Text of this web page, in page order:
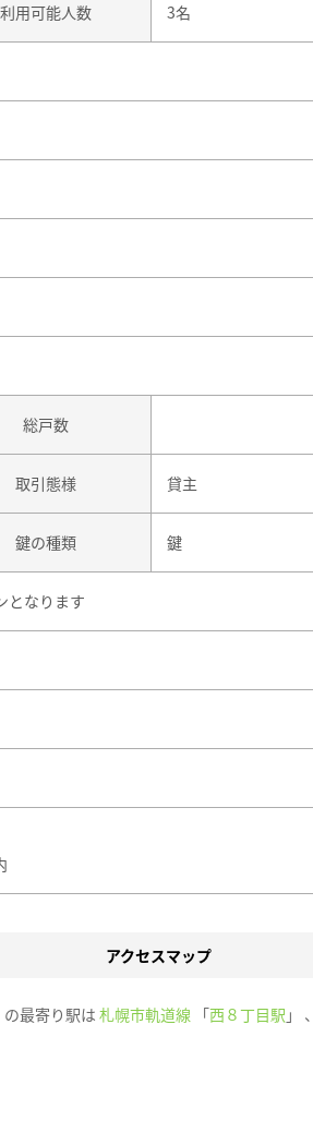
利用可能人数 3名
総戸数
取引態様 貸主
鍵の種類 鍵
となります
アクセスマップ
最寄り駅は 札幌市軌道線 「西８丁目駅 」 、